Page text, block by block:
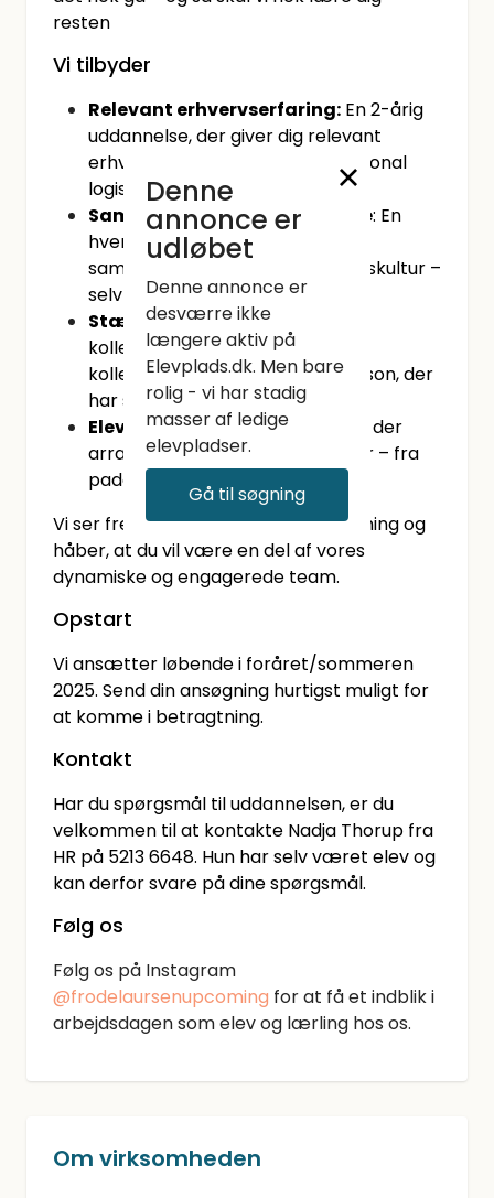
resten
Vi tilbyder
Relevant erhvervserfaring: En 2-årig
uddannelse, der giver dig relevant
erhvervserfaring fra en international
logistikvirksomhed.
Samarbejde og arbejdsglæde: En
hverdag, hvor der er fokus på
samarbejde og en positiv arbejdskultur –
selv om mandagen!
Stærkt kollegaskab
kollegaskab med hjælpsomme
kollegaer og en fast kontaktperson, der
har særligt ansvar for din trivsel.
Elevklub: Adgang til en elevklub, der
arrangerer forskellige aktiviteter – fra
paddel til comedy.
Vi ser frem til at modtage din ansøgning og
håber, at du vil være en del af vores
dynamiske og engagerede team.
Opstart
Vi ansætter løbende i foråret/sommeren
2025. Send din ansøgning hurtigst muligt for
at komme i betragtning.
Kontakt
Har du spørgsmål til uddannelsen, er du
velkommen til at kontakte Nadja Thorup fra
HR på 5213 6648. Hun har selv været elev og
kan derfor svare på dine spørgsmål.
Følg os
Følg os på Instagram
@frodelaursenupcoming for at få et indblik i
arbejdsdagen som elev og lærling hos os.
Om virksomheden
Denne
annonce er
udløbet
Denne annonce er
desværre ikke
længere aktiv på
Elevplads.dk. Men bare
rolig - vi har stadig
masser af ledige
elevpladser.
Gå til søgning